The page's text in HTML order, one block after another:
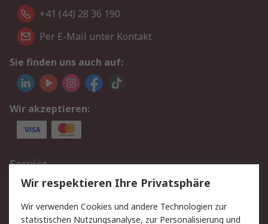
+41 (44) 28 36 190
Per E-Mail unter Kontakt
Sie finden uns auch auf:
Wir akzeptieren:
Service
Value Added Services
Lieferlösungen
Rücksendungen
Kontakt
Hilfe
Wir respektieren Ihre Privatsphäre
Wir verwenden Cookies und andere Technologien zur
statistischen Nutzungsanalyse, zur Personalisierung und